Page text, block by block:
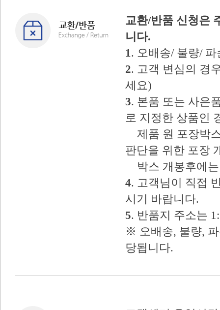
교환/반품 신청은
니다.
1. 오배송/ 불량/
2. 고객 변심의 경
세요)
3. 본품 또는 사은
로 지정한 상품인
제품 원 포장박
판단을 위한 포장
박스 개봉후에는
4. 고객님이 직접
시기 바랍니다.
5. 반품지 주소는
※ 오배송, 불량,
당됩니다.